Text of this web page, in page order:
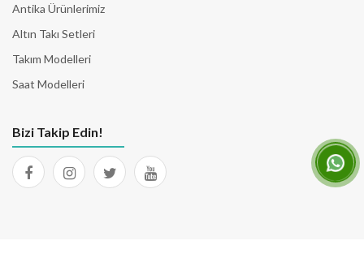
Antika Ürünlerimiz
Altın Takı Setleri
Takım Modelleri
Saat Modelleri
Bizi Takip Edin!